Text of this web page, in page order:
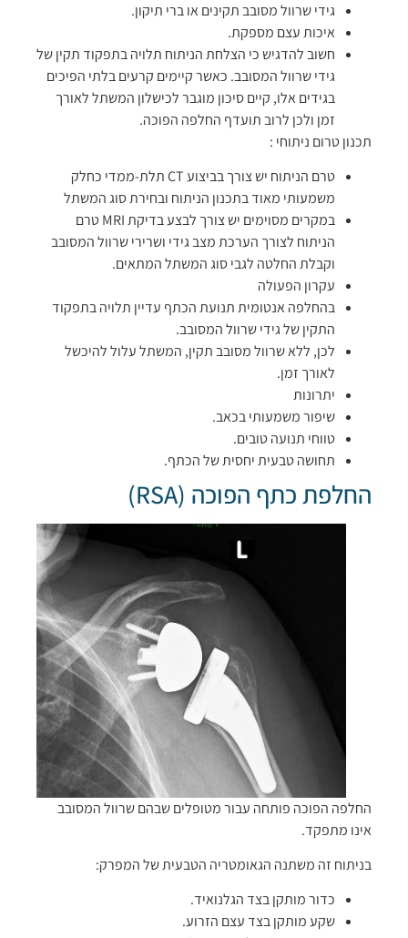
גידי שרוול מסובב תקינים או ברי תיקון.
איכות עצם מספקת.
חשוב להדגיש כי הצלחת הניתוח תלויה בתפקוד תקין של
גידי שרוול המסובב. כאשר קיימים קרעים בלתי הפיכים
בגידים אלו, קיים סיכון מוגבר לכישלון המשתל לאורך
זמן ולכן לרוב תועדף החלפה הפוכה.
תכנון טרום ניתוחי :
טרם הניתוח יש צורך בביצוע CT תלת-ממדי כחלק
משמעותי מאוד בתכנון הניתוח ובחירת סוג המשתל
במקרים מסוימים יש צורך לבצע בדיקת MRI טרם
הניתוח לצורך הערכת מצב גידי ושרירי שרוול המסובב
וקבלת החלטה לגבי סוג המשתל המתאים.
עקרון הפעולה
בהחלפה אנטומית תנועת הכתף עדיין תלויה בתפקוד
התקין של גידי שרוול המסובב.
לכן, ללא שרוול מסובב תקין, המשתל עלול להיכשל
לאורך זמן.
יתרונות
שיפור משמעותי בכאב.
טווחי תנועה טובים.
תחושה טבעית יחסית של הכתף.
החלפת כתף הפוכה (RSA)
החלפה הפוכה פותחה עבור מטופלים שבהם שרוול המסובב
אינו מתפקד.
בניתוח זה משתנה הגאומטריה הטבעית של המפרק:
כדור מותקן בצד הגלנואיד.
שקע מותקן בצד עצם הזרוע.